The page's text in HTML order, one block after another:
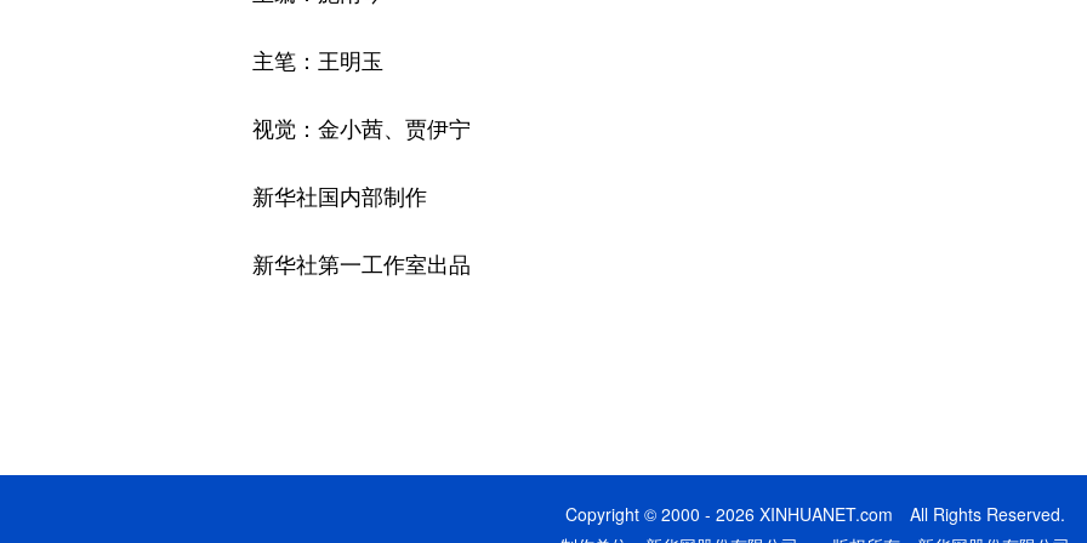
主笔：王明玉
视觉：金小茜、贾伊宁
新华社国内部制作
新华社第一工作室出品
Copyright © 2000 - 2026 XINHUANET.com All Rights Reserved.